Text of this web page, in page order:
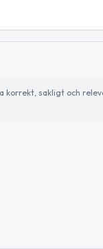
korrekt, sakligt och